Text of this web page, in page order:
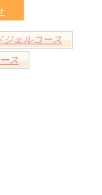
ジェルコース
ス